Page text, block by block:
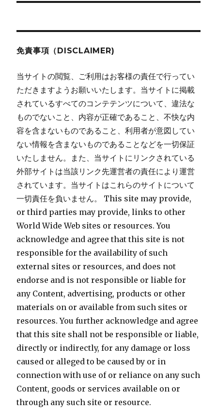
ン
稿:
免責事項（DISCLAIMER)
当サイトの閲覧、ご利用はお客様の責任で行ってい
ただきますようお願いいたします。当サイトに掲載
されているすべてのコンテテンツについて、違法な
ものでないこと、内容が正確であること、不快な内
容を含まないものであること、利用者が意図してい
ない情報を含まないものであることなどを一切保証
いたしません。また、当サイトにリンクされている
外部サイトは当該リンク先運営者の責任により運営
されています。当サイトはこれらのサイトについて
一切責任を負いません。 This site may provide,
or third parties may provide, links to other
World Wide Web sites or resources. You
acknowledge and agree that this site is not
responsible for the availability of such
external sites or resources, and does not
endorse and is not responsible or liable for
any Content, advertising, products or other
materials on or available from such sites or
resources. You further acknowledge and agree
that this site shall not be responsible or liable,
directly or indirectly, for any damage or loss
caused or alleged to be caused by or in
connection with use of or reliance on any such
Content, goods or services available on or
through any such site or resource.